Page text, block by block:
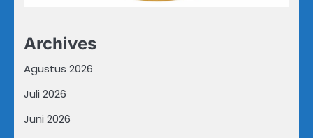
Archives
Agustus 2026
Juli 2026
Juni 2026